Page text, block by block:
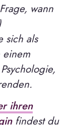
wann
sich als
einem
ihren
findest du